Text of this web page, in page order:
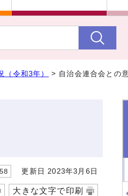
（令和3年）
> 自治会連合会との
更新日 2023年3月6日
大きな文字で印刷